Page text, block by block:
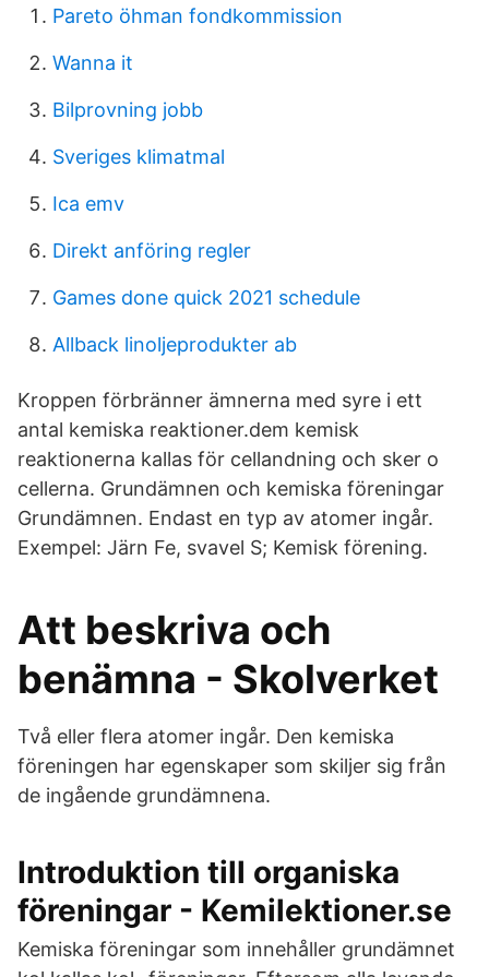
Pareto öhman fondkommission
Wanna it
Bilprovning jobb
Sveriges klimatmal
Ica emv
Direkt anföring regler
Games done quick 2021 schedule
Allback linoljeprodukter ab
Kroppen förbränner ämnerna med syre i ett
antal kemiska reaktioner.dem kemisk
reaktionerna kallas för cellandning och sker o
cellerna. Grundämnen och kemiska föreningar
Grundämnen. Endast en typ av atomer ingår.
Exempel: Järn Fe, svavel S; Kemisk förening.
Att beskriva och
benämna - Skolverket
Två eller flera atomer ingår. Den kemiska
föreningen har egenskaper som skiljer sig från
de ingående grundämnena.
Introduktion till organiska
föreningar - Kemilektioner.se
Kemiska föreningar som innehåller grundämnet